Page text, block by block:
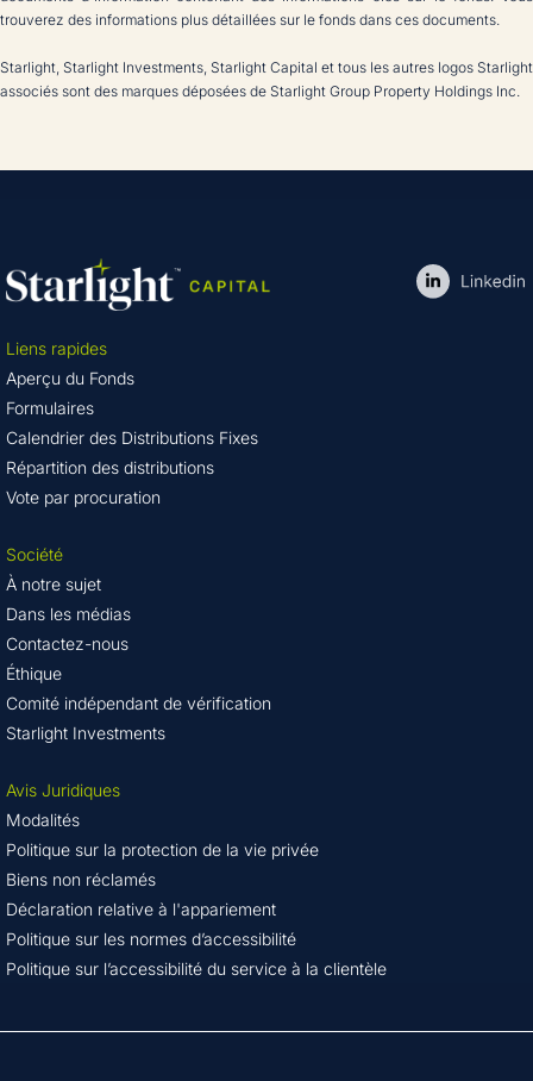
trouverez des informations plus détaillées sur le fonds dans ces documents.
Starlight, Starlight Investments, Starlight Capital et tous les autres logos Starlight
associés sont des marques déposées de Starlight Group Property Holdings Inc.
Liens rapides
Aperçu du Fonds
Formulaires
Calendrier des Distributions Fixes
Répartition des distributions
Vote par procuration
Société
À notre sujet
Dans les médias
Contactez-nous
Éthique
Comité indépendant de vérification
Starlight Investments
Avis Juridiques
Modalités
Politique sur la protection de la vie privée
Biens non réclamés
Déclaration relative à l'appariement
Politique sur les normes d’accessibilité
Politique sur l’accessibilité du service à la clientèle